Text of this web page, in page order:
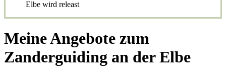
Meine Angebote zum
Zanderguiding an der Elbe